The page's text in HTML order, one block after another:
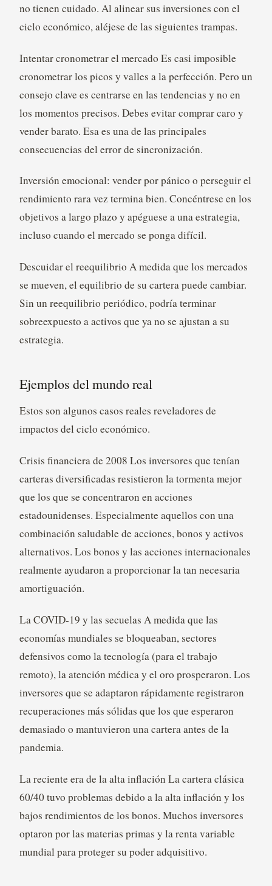
no tienen cuidado. Al alinear sus inversiones con el
ciclo económico, aléjese de las siguientes trampas.
Intentar cronometrar el mercado Es casi imposible
cronometrar los picos y valles a la perfección. Pero un
consejo clave es centrarse en las tendencias y no en
los momentos precisos. Debes evitar comprar caro y
vender barato. Esa es una de las principales
consecuencias del error de sincronización.
Inversión emocional: vender por pánico o perseguir el
rendimiento rara vez termina bien. Concéntrese en los
objetivos a largo plazo y apéguese a una estrategia,
incluso cuando el mercado se ponga difícil.
Descuidar el reequilibrio A medida que los mercados
se mueven, el equilibrio de su cartera puede cambiar.
Sin un reequilibrio periódico, podría terminar
sobreexpuesto a activos que ya no se ajustan a su
estrategia.
Ejemplos del mundo real
Estos son algunos casos reales reveladores de
impactos del ciclo económico.
Crisis financiera de 2008 Los inversores que tenían
carteras diversificadas resistieron la tormenta mejor
que los que se concentraron en acciones
estadounidenses. Especialmente aquellos con una
combinación saludable de acciones, bonos y activos
alternativos. Los bonos y las acciones internacionales
realmente ayudaron a proporcionar la tan necesaria
amortiguación.
La COVID-19 y las secuelas A medida que las
economías mundiales se bloqueaban, sectores
defensivos como la tecnología (para el trabajo
remoto), la atención médica y el oro prosperaron. Los
inversores que se adaptaron rápidamente registraron
recuperaciones más sólidas que los que esperaron
demasiado o mantuvieron una cartera antes de la
pandemia.
La reciente era de la alta inflación La cartera clásica
60/40 tuvo problemas debido a la alta inflación y los
bajos rendimientos de los bonos. Muchos inversores
optaron por las materias primas y la renta variable
mundial para proteger su poder adquisitivo.